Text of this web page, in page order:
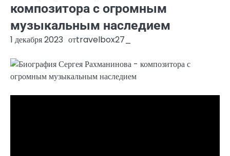
композитора с огромным
музыкальным наследием
1 декабря 2023 отtravelbox27_